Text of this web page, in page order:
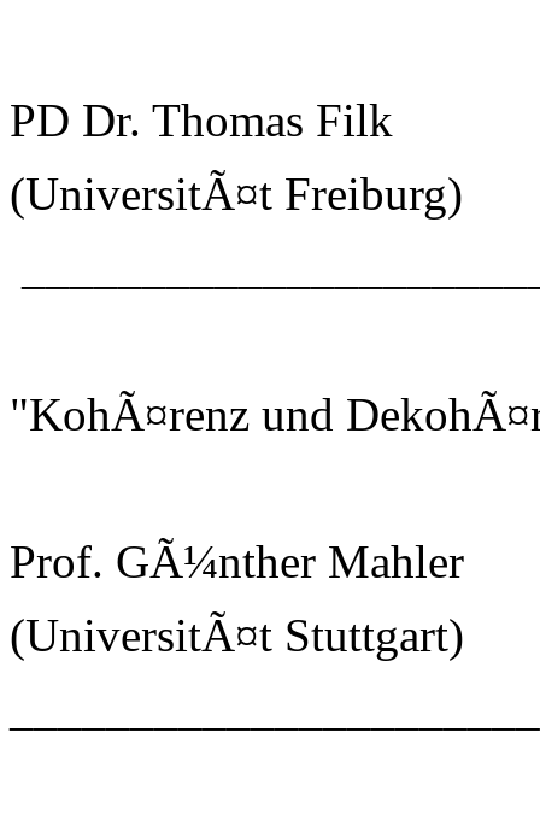
PD Dr. Thomas Filk
(UniversitÃ¤t Freiburg)
"KohÃ¤renz und
Prof. GÃ¼nther Mahler
(UniversitÃ¤t Stuttgart)